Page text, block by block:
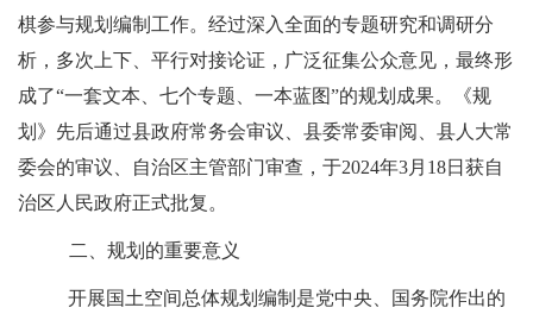
棋参与规划编制工作。经过深入全面的专题研究和调研分
析， 多次 上下、平行对接论证，广泛征集公众意见，最终形
成了“一套文本、 七个专题、 一本蓝图”的规划成果。《规
划》先后通过县政府常务会审议、县委常委审阅 县人大常
委会的审议、自治区主管部门审查 ，于2024年3月18日获自
治区人民政府正式批复。
二、规划的重要意义
开展国土空间总体规划编制是党中央、国务院作出的